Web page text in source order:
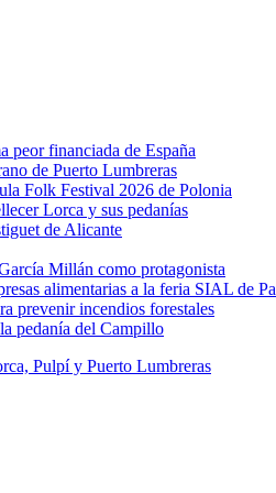
peor financiada de España
de Puerto Lumbreras
Folk Festival 2026 de Polonia
Lorca y sus pedanías
de Alicante
Millán como protagonista
alimentarias a la feria SIAL de
prevenir incendios forestales
pedanía del Campillo
Pulpí y Puerto Lumbreras